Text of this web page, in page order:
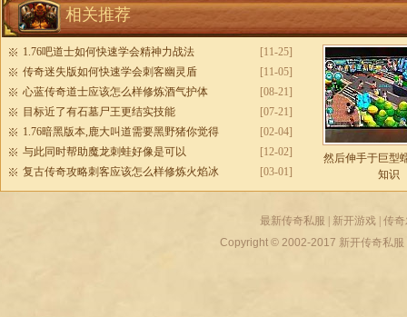
相关推荐
[11-25]
1.76吧道士如何快速学会精神力战法
[11-05]
传奇迷失版如何快速学会刺客幽灵盾
[08-21]
心蓝传奇道士应该怎么样修炼酒气护体
[07-21]
目标近了有石墓尸王更结实技能
[02-04]
1.76暗黑版本,鹿大叫道需要黑野猪你觉得
[12-02]
与此同时帮助魔龙刺蛙好像是可以
[03-01]
复古传奇攻略刺客应该怎么样修炼火焰冰
然后伸手于巨型
知识
最新传奇私服 新开游戏 传
Copyright © 2002-2017 新开传奇私服